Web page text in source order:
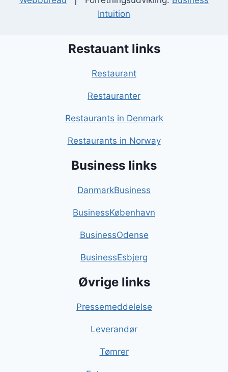
Intuition
Restauant links
Restaurant
Restauranter
Restaurants in Denmark
Restaurants in Norway
Business links
DanmarkBusiness
BusinessKøbenhavn
BusinessOdense
BusinessEsbjerg
Øvrige links
Pressemeddelelse
Leverandør
Tømrer